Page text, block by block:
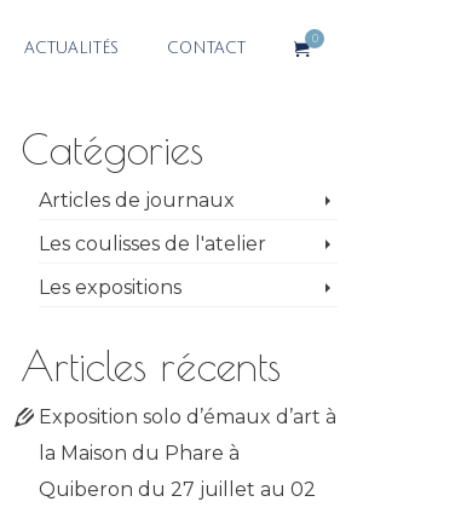
ACTUALITÉS CONTACT
0
Catégories
Articles de journaux
Les coulisses de l'atelier
Les expositions
Articles récents
Exposition solo d’émaux d’art à
la Maison du Phare à
Quiberon du 27 juillet au 02